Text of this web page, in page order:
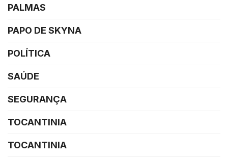
PALMAS
PAPO DE SKYNA
POLÍTICA
SAÚDE
SEGURANÇA
TOCANTINIA
TOCANTINIA